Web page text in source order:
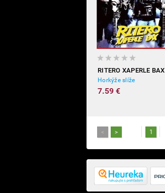
RITERO XAPERLE BAX
Horkýže slíže
7.59 €
< > 1